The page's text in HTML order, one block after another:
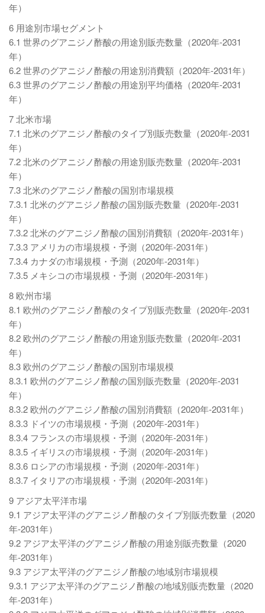
年）
6 用途別市場セグメント
6.1 世界のグアニジノ酢酸の用途別販売数量（2020年-2031
年）
6.2 世界のグアニジノ酢酸の用途別消費額（2020年-2031年）
6.3 世界のグアニジノ酢酸の用途別平均価格（2020年-2031
年）
7 北米市場
7.1 北米のグアニジノ酢酸のタイプ別販売数量（2020年-2031
年）
7.2 北米のグアニジノ酢酸の用途別販売数量（2020年-2031
年）
7.3 北米のグアニジノ酢酸の国別市場規模
7.3.1 北米のグアニジノ酢酸の国別販売数量（2020年-2031
年）
7.3.2 北米のグアニジノ酢酸の国別消費額（2020年-2031年）
7.3.3 アメリカの市場規模・予測（2020年-2031年）
7.3.4 カナダの市場規模・予測（2020年-2031年）
7.3.5 メキシコの市場規模・予測（2020年-2031年）
8 欧州市場
8.1 欧州のグアニジノ酢酸のタイプ別販売数量（2020年-2031
年）
8.2 欧州のグアニジノ酢酸の用途別販売数量（2020年-2031
年）
8.3 欧州のグアニジノ酢酸の国別市場規模
8.3.1 欧州のグアニジノ酢酸の国別販売数量（2020年-2031
年）
8.3.2 欧州のグアニジノ酢酸の国別消費額（2020年-2031年）
8.3.3 ドイツの市場規模・予測（2020年-2031年）
8.3.4 フランスの市場規模・予測（2020年-2031年）
8.3.5 イギリスの市場規模・予測（2020年-2031年）
8.3.6 ロシアの市場規模・予測（2020年-2031年）
8.3.7 イタリアの市場規模・予測（2020年-2031年）
9 アジア太平洋市場
9.1 アジア太平洋のグアニジノ酢酸のタイプ別販売数量（2020
年-2031年）
9.2 アジア太平洋のグアニジノ酢酸の用途別販売数量（2020
年-2031年）
9.3 アジア太平洋のグアニジノ酢酸の地域別市場規模
9.3.1 アジア太平洋のグアニジノ酢酸の地域別販売数量（2020
年-2031年）